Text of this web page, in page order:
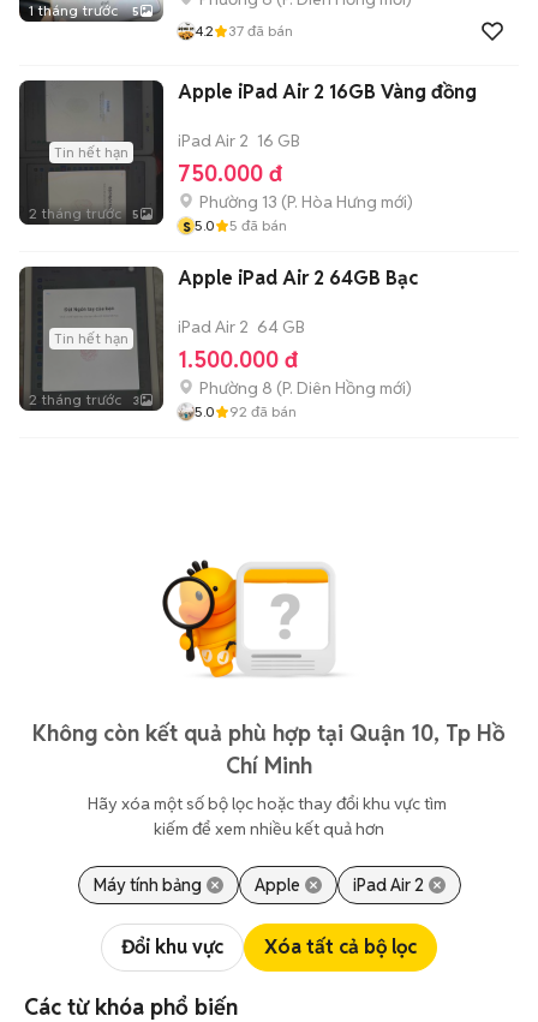
1 tháng trước 5
4.2 37 đã bán
Tin hết hạn
2 tháng trước 5
Apple iPad Air 2 16GB Vàng đồng
iPad Air 2 16 GB
750.000 đ
Phường 13 (P. Hòa Hưng mới)
s 5.0 5 đã bán
Tin hết hạn
2 tháng trước 3
Apple iPad Air 2 64GB Bạc
iPad Air 2 64 GB
1.500.000 đ
Phường 8 (P. Diên Hồng mới)
5.0 92 đã bán
Không còn kết quả phù hợp tại Quận 10, Tp Hồ
Chí Minh
Hãy xóa một số bộ lọc hoặc thay đổi khu vực tìm
kiếm để xem nhiều kết quả hơn
Máy tính bảng Apple iPad Air 2
Đổi khu vực Xóa tất cả bộ lọc
Các từ khóa phổ biến